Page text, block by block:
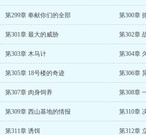
第299章 奉献你们的全部 第300章
第301章 最大的威胁 第302章
第303章 木马计 第304章
第305章 18号楼的奇迹 第306章
第307章 肉身饲养 第308章
第309章 西山基地的情报 第310章
第311章 诱饵 第312章